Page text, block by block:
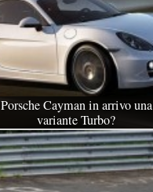
Porsche Cayman in arrivo una
variante Turbo?